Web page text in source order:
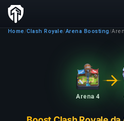
Home /Clash Royale/Arena Boosting /
Arena 4